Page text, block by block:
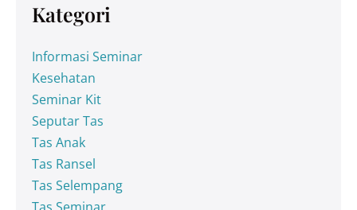
Kategori
Informasi Seminar
Kesehatan
Seminar Kit
Seputar Tas
Tas Anak
Tas Ransel
Tas Selempang